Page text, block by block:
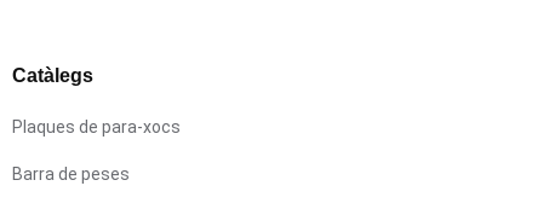
Catàlegs
Plaques de para-xocs
Barra de peses